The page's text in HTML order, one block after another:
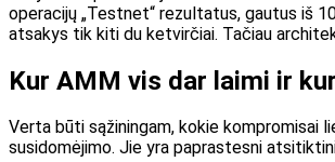
operacijų „Testnet“ rezultatus, gautus iš
atsakys tik kiti du ketvirčiai. Tačiau
Kur AMM vis dar laimi ir
Verta būti sąžiningam, kokie kompromisai
susidomėjimo. Jie yra paprastesni